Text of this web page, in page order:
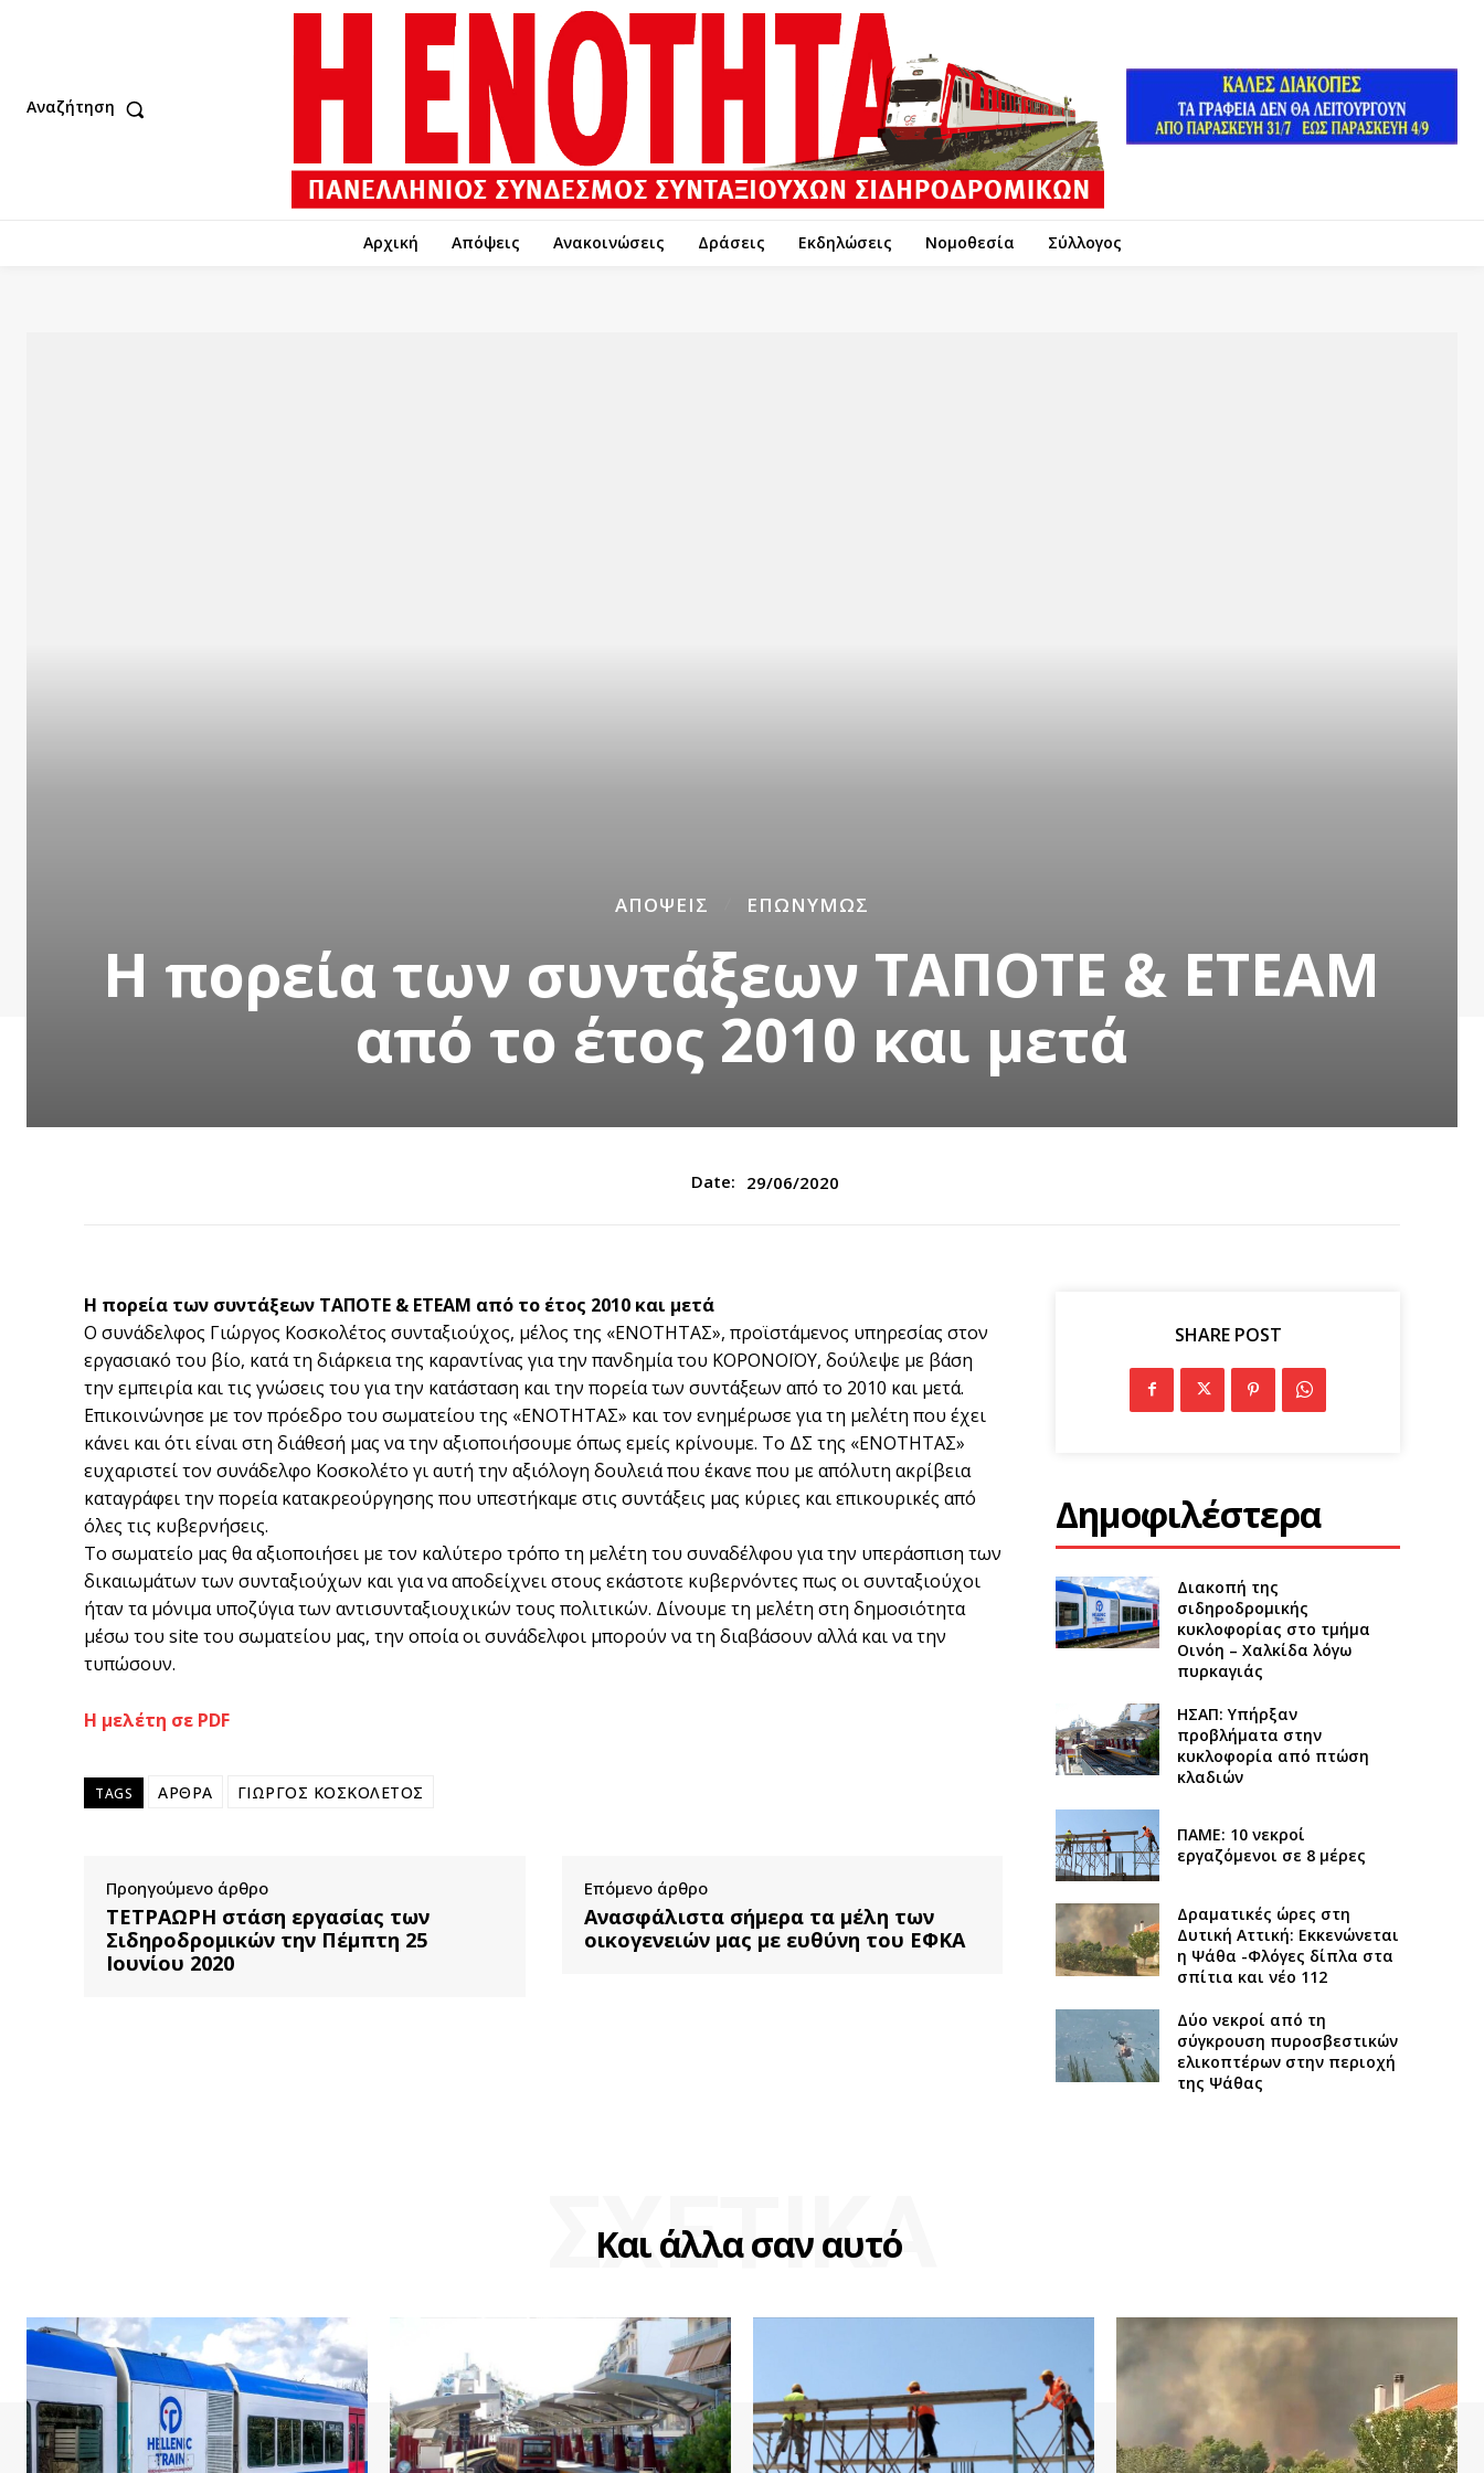
Αναζήτηση
Αρχική Απόψεις Ανακοινώσεις Δράσεις Εκδηλώσεις Νομοθεσία Σύλλογος
ΑΠΌΨΕΙΣ ΕΠΩΝΎΜΩΣ
Η πορεία των συντάξεων ΤΑΠΟΤΕ & ΕΤΕΑΜ
από το έτος 2010 και μετά
Date: 29/06/2020
Η πορεία των συντάξεων ΤΑΠΟΤΕ & ΕΤΕΑΜ από το έτος 2010 και μετά
Ο συνάδελφος Γιώργος Κοσκολέτος συνταξιούχος, μέλος της «ΕΝΟΤΗΤΑΣ», προϊστάμενος υπηρεσίας στον
εργασιακό του βίο, κατά τη διάρκεια της καραντίνας για την πανδημία του ΚΟΡΟΝΟΪΟΥ, δούλεψε με βάση
την εμπειρία και τις γνώσεις του για την κατάσταση και την πορεία των συντάξεων από το 2010 και μετά.
Επικοινώνησε με τον πρόεδρο του σωματείου της «ΕΝΟΤΗΤΑΣ» και τον ενημέρωσε για τη μελέτη που έχει
κάνει και ότι είναι στη διάθεσή μας να την αξιοποιήσουμε όπως εμείς κρίνουμε. Το ΔΣ της «ΕΝΟΤΗΤΑΣ»
ευχαριστεί τον συνάδελφο Κοσκολέτο γι αυτή την αξιόλογη δουλειά που έκανε που με απόλυτη ακρίβεια
καταγράφει την πορεία κατακρεούργησης που υπεστήκαμε στις συντάξεις μας κύριες και επικουρικές από
όλες τις κυβερνήσεις.
Το σωματείο μας θα αξιοποιήσει με τον καλύτερο τρόπο τη μελέτη του συναδέλφου για την υπεράσπιση των
δικαιωμάτων των συνταξιούχων και για να αποδείχνει στους εκάστοτε κυβερνόντες πως οι συνταξιούχοι
ήταν τα μόνιμα υποζύγια των αντισυνταξιουχικών τους πολιτικών. Δίνουμε τη μελέτη στη δημοσιότητα
μέσω του site του σωματείου μας, την οποία οι συνάδελφοι μπορούν να τη διαβάσουν αλλά και να την
τυπώσουν.
Η μελέτη σε PDF
TAGS ΑΡΘΡΑ ΓΙΩΡΓΟΣ ΚΟΣΚΟΛΕΤΟΣ
Προηγούμενο άρθρο
ΤΕΤΡΑΩΡΗ στάση εργασίας των
Σιδηροδρομικών την Πέμπτη 25
Ιουνίου 2020
Επόμενο άρθρο
Ανασφάλιστα σήμερα τα μέλη των
οικογενειών μας με ευθύνη του ΕΦΚΑ
SHARE POST
Δημοφιλέστερα
Διακοπή της
σιδηροδρομικής
κυκλοφορίας στο τμήμα
Οινόη – Χαλκίδα λόγω
πυρκαγιάς
ΗΣΑΠ: Υπήρξαν
προβλήματα στην
κυκλοφορία από πτώση
κλαδιών
ΠΑΜΕ: 10 νεκροί
εργαζόμενοι σε 8 μέρες
Δραματικές ώρες στη
Δυτική Αττική: Εκκενώνεται
η Ψάθα -Φλόγες δίπλα στα
σπίτια και νέο 112
Δύο νεκροί από τη
σύγκρουση πυροσβεστικών
ελικοπτέρων στην περιοχή
της Ψάθας
Και άλλα σαν αυτό
ΣΧΕΤΙΚΑ